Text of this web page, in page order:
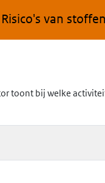
Risico's van stoffen
toont bij welke